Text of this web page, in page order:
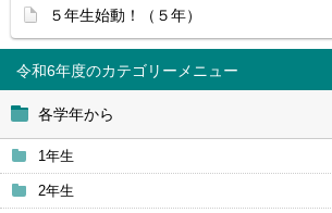
令和6年度
各学年から
1年生
2年生
５年生始動！（５年）